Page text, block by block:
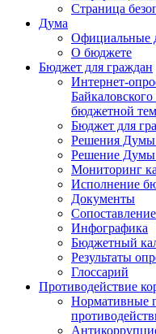
Страница
Дума
Официальные
О бюджете
Бюджет для граждан
Интернет-
бюджетной
Бюджет для
Решения Думы
Решение Думы
Мониторинг
Исполнение
Документы
Инфографика
Бюджетный
Результаты
Глоссарий
Противодействие
Нормативные